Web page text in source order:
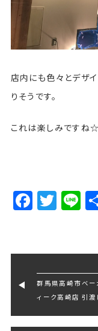
店内にも色々とデザ
りそうです。
これは楽しみですね☆
群馬県高崎市ベー
ィーク高崎店 引